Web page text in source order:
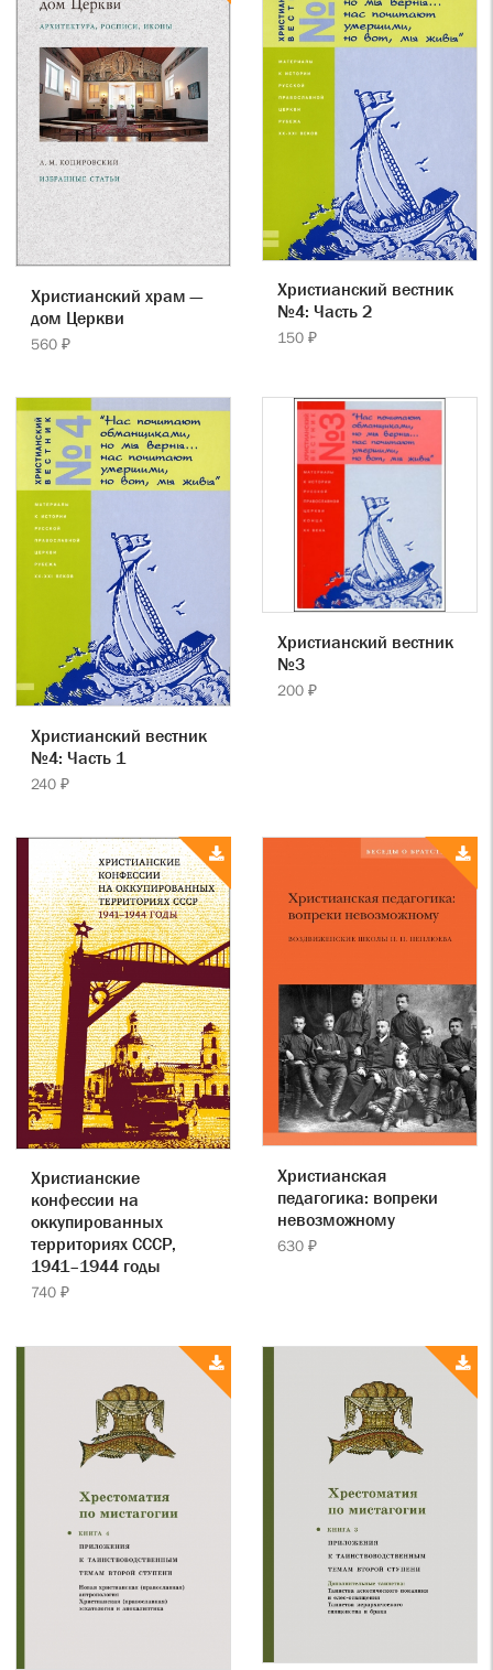
Христианский храм —
дом Церкви
560 ₽
Христианский вестник
№4: Часть 2
150 ₽
Христианский вестник
№4: Часть 1
240 ₽
Христианский вестник
№3
200 ₽
Христианские
конфессии на
оккупированных
территориях СССР,
1941–1944 годы
740 ₽
Христианская
педагогика: вопреки
невозможному
630 ₽